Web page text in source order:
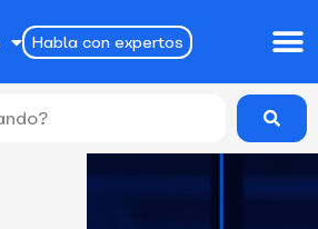
Habla con expertos